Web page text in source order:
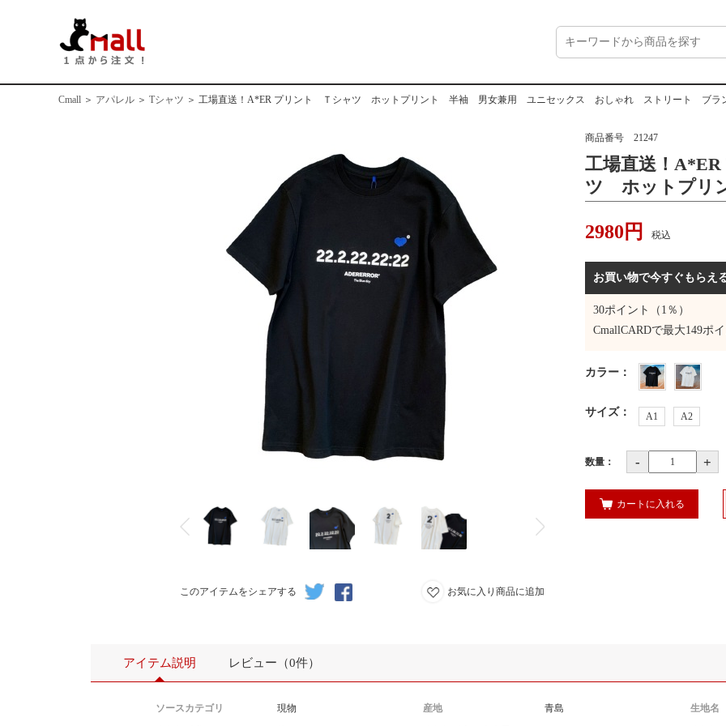
Cmall ＞ アパレル ＞ Tシャツ ＞ 工場直送！A*ER プリント Ｔシャツ ホットプリント 半袖 男女兼用 ユニセックス おしゃれ ストリート ブラ
このアイテムをシェアする お気に入り商品に追加
商品番号 21247
工場直送！
ツ ホットプリ
ート ブランド
2980 円 税込
お買い物で今すぐもらえ
30ポイント（1％）
CmallCARDで最大149ポ
カラー ：
サイズ： A1 A2
数量： - +
カートに入れる
アイテム説明 レビュー（0件）
ソースカテゴリ 現物 産地 青島 生地名